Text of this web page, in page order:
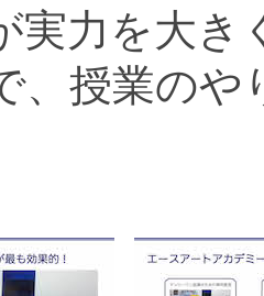
実力を大き
、授業の